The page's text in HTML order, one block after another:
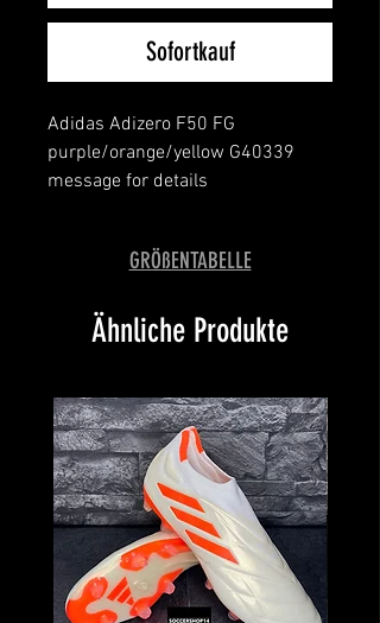
Sofortkauf
Adidas Adizero F50 FG
purple/orange/yellow G40339
message for details
GRÖßENTABELLE
Ähnliche Produkte